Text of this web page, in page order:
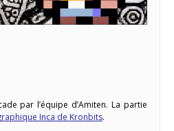
par l’équipe d’Amiten. La partie
Inca de Kronbits.